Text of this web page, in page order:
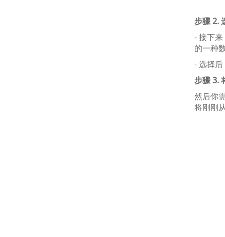
步骤 2.
- 接下
的一种
- 选择
步骤 3.
然后你
将刚刚